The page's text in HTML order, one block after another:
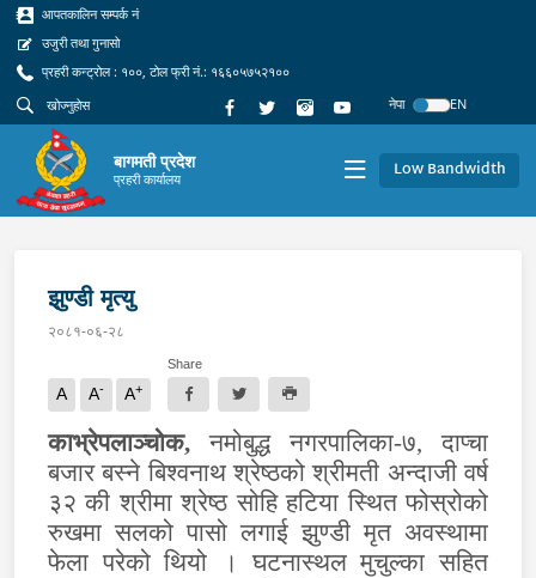
आपतकालिन सम्पर्क नं
उजुरी तथा गुनासो
प्रहरी कन्ट्रोल : १००, टोल फ्री नं.: १६६०५७५२१००
नेपा
EN
बागमती प्रदेश
प्रहरी कार्यालय Low Bandwidth
झुण्डी मृत्यु
२०८१-०६-२८
A A- A+
Share
काभ्रेपलाञ्चोक, नमोबुद्ध नगरपालिका-७, दाप्चा
बजार बस्ने बिश्वनाथ श्रेष्ठको श्रीमती अन्दाजी वर्ष
३२ की श्रीमा श्रेष्ठ सोहि हटिया स्थित फोस्रोको
रुखमा सलको पासो लगाई झुण्डी मृत अवस्थामा
फेला परेको थियो । घटनास्थल मुचुल्का सहित